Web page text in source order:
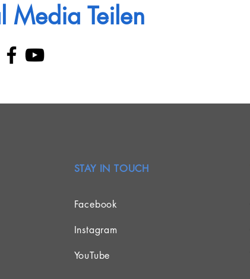
Media Teilen
STAY IN TOUCH
Facebook
Instagram
YouTube